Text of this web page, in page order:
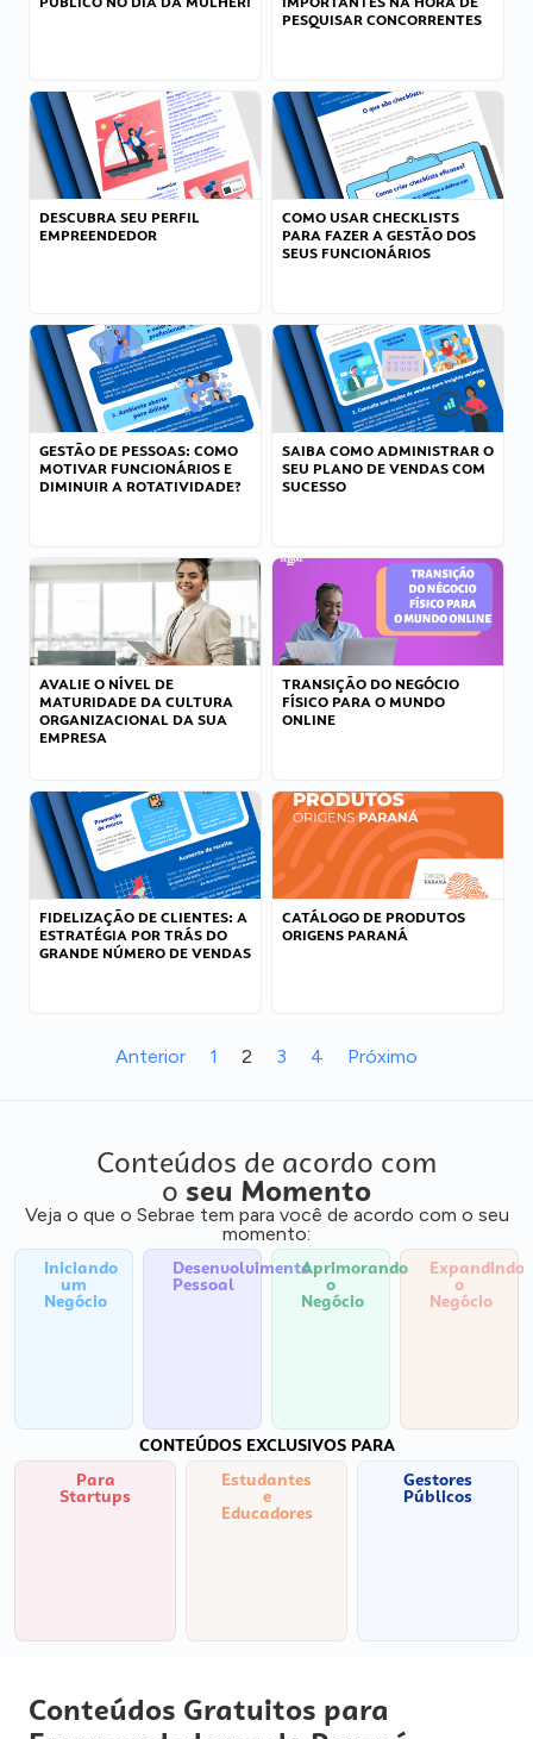
PESQUISAR CONCORRENTES
DESCUBRA SEU PERFIL
EMPREENDEDOR
COMO USAR CHECKLISTS
PARA FAZER A GESTÃO DOS
SEUS FUNCIONÁRIOS
GESTÃO DE PESSOAS: COMO
MOTIVAR FUNCIONÁRIOS E
DIMINUIR A ROTATIVIDADE?
SAIBA COMO ADMINISTRAR O
SEU PLANO DE VENDAS COM
SUCESSO
AVALIE O NÍVEL DE
MATURIDADE DA CULTURA
ORGANIZACIONAL DA SUA
EMPRESA
TRANSIÇÃO DO NEGÓCIO
FÍSICO PARA O MUNDO
ONLINE
FIDELIZAÇÃO DE CLIENTES: A
ESTRATÉGIA POR TRÁS DO
GRANDE NÚMERO DE VENDAS
CATÁLOGO DE PRODUTOS
ORIGENS PARANÁ
Anterior 1 2 3 4 Próximo
Conteúdos de acordo com
o seu Momento
Veja o que o Sebrae tem para você de acordo com o seu
momento:
Iniciando
um
Negócio
Desenvolvimento
Pessoal
Aprimorando
o
Negócio
Expandindo
o
Negócio
CONTEÚDOS EXCLUSIVOS PARA
Para
Startups
Estudantes
e
Educadores
Gestores
Públicos
Conteúdos Gratuitos para